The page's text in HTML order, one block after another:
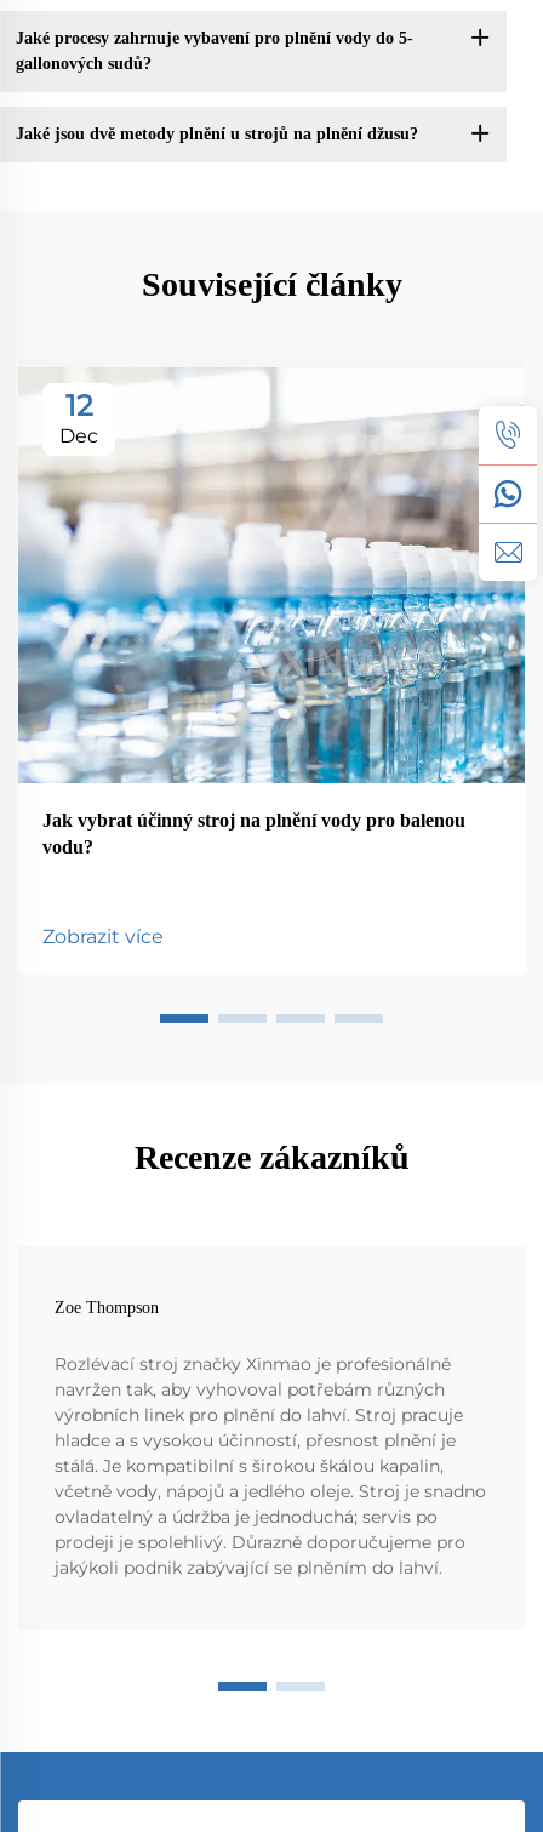
Jaké procesy zahrnuje vybavení pro plnění vody do 5-
gallonových sudů?
Jaké jsou dvě metody plnění u strojů na plnění džusu?
Související články
12
Dec
Jak vybrat účinný stroj na plnění vody pro balenou
vodu?
Zobrazit více
Recenze zákazníků
Zoe Thompson
Rozlévací stroj značky Xinmao je profesionálně
navržen tak, aby vyhovoval potřebám různých
výrobních linek pro plnění do lahví. Stroj pracuje
hladce a s vysokou účinností, přesnost plnění je
stálá. Je kompatibilní s širokou škálou kapalin,
včetně vody, nápojů a jedlého oleje. Stroj je snadno
ovladatelný a údržba je jednoduchá; servis po
prodeji je spolehlivý. Důrazně doporučujeme pro
jakýkoli podnik zabývající se plněním do lahví.